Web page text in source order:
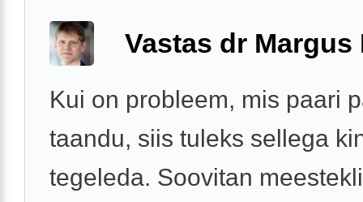
Vastas dr Margus
Kui on probleem, mis paari
taandu, siis tuleks sellega
tegeleda. Soovitan